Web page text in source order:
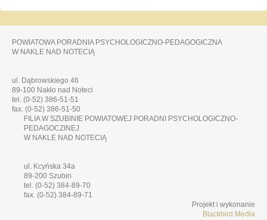
POWIATOWA PORADNIA PSYCHOLOGICZNO-PEDAGOGICZNA
W NAKLE NAD NOTECIĄ
ul. Dąbrowskiego 46
89-100 Nakło nad Noteci
tel. (0-52) 386-51-51
fax. (0-52) 386-51-50
FILIA W SZUBINIE POWIATOWEJ PORADNI PSYCHOLOGICZNO-
PEDAGOCZINEJ
W NAKLE NAD NOTECIĄ
ul. Kcyńska 34a
89-200 Szubin
tel. (0-52) 384-89-70
fax. (0-52) 384-89-71
Projekt i wykonanie
Blackbird Media